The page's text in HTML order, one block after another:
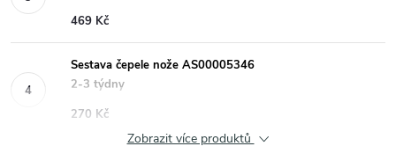
469 Kč
Sestava čepele nože AS00005346
2-3 týdny
270 Kč
Zobrazit více produktů